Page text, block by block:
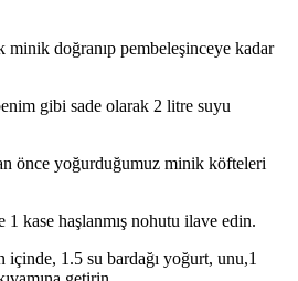
doğranıp pembeleşinceye kadar
gibi sade olarak 2 litre suyu
önce yoğurduğumuz minik köfteleri
1 kase haşlanmış nohutu ilave edin.
1.5 su bardağı yoğurt, unu,1